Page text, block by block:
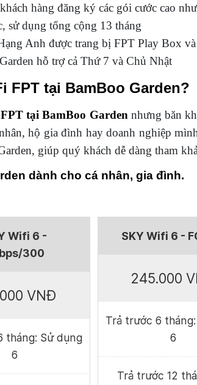
hàng đăng ký các gói cước cao
sử dụng tổng cộng 13 tháng
Anh được trang bị FPT Play Box
hỗ trợ cả Thứ 7 và Chủ Nhật
FPT tại BamBoo Garden?
tại BamBoo Garden nhưng băn
hộ gia đình hay doanh nghiệp
giúp quý khách dễ dàng tham
dành cho cá nhân, gia đình.
Wifi 6 -
300
VNĐ
tháng: Sử dụng
6
SKY Wifi 6 -
245.000
Trả trước 6
6
Trả trước 12